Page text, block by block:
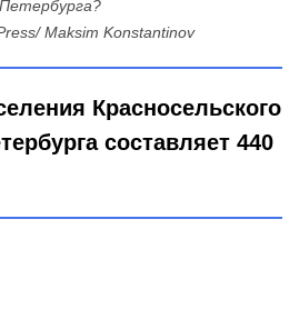
Петербурга?
Maksim Konstantinov
Красносельского
составляет 440